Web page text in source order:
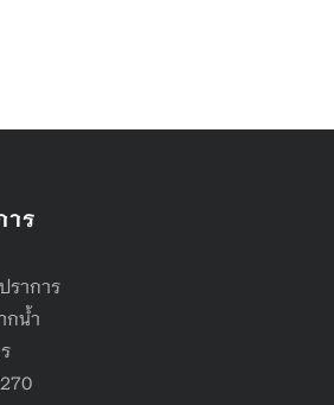
าร
ราการ
กน้ำ